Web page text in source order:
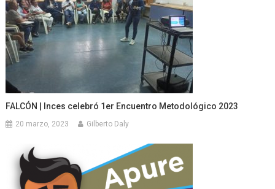
FALCÓN | Inces celebró 1er Encuentro Metodológico 2023
20 marzo, 2023 Gilberto Daly